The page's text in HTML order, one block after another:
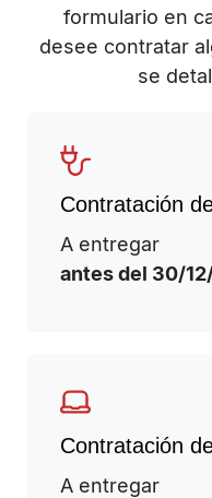
formulario en
desee contratar
se
Contratación
A entregar
antes del 30/
Contratación
A entregar